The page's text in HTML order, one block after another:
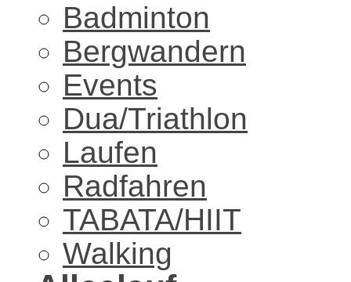
Badminton
Bergwandern
Events
Dua/Triathlon
Laufen
Radfahren
TABATA/HIIT
Walking